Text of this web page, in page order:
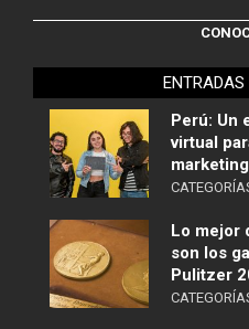
ENTRADAS
Perú: Un
virtual
Lo mejor
son los
Pulitzer